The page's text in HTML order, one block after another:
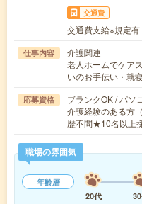
交通費
交通費支給※規定有
仕事内容
介護関連
老人ホームでケア
いのお手伝い・就
応募資格
ブランクOK / パソ
介護経験のある方
歴不問★10名以上
職場の雰囲気
年齢層
20代